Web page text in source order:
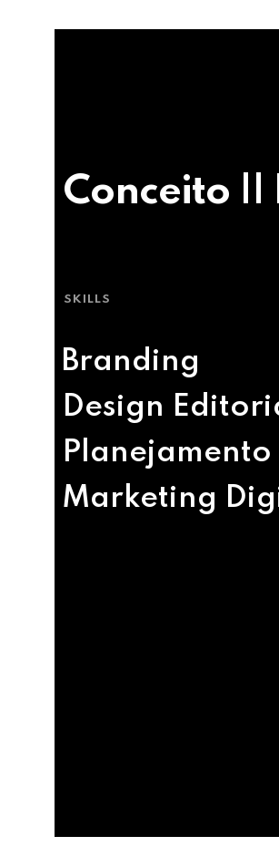
Conceito ||
SKILLS
Branding
Design
Planejamento
Marketing